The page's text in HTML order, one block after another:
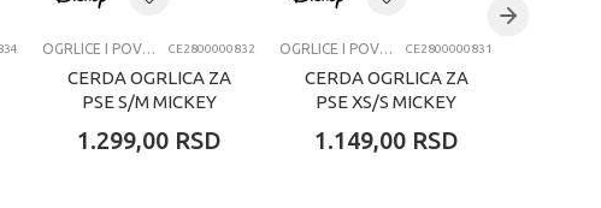
OGRLICE I POVODCI ZA LJUBIMCE CE2800000832
CERDA OGRLICA ZA
PSE S/M MICKEY
1.299,00 RSD
OGRLICE I POVODCI ZA LJUBIMCE CE2800000831
CERDA OGRLICA ZA
PSE XS/S MICKEY
1.149,00 RSD